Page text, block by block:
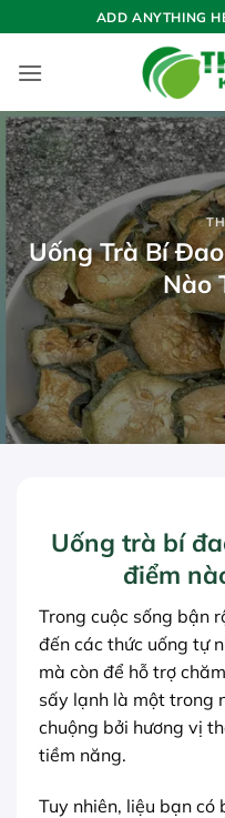
qua
nội
ADD ANYTHING
Uống Trà Bí
Nào
Uống trà bí
điểm
Trong cuộc sống bận
đến các thức uống tự
mà còn để hỗ trợ
sấy lạnh là một trong
chuộng bởi hương vị
tiềm năng.
Tuy nhiên, liệu bạn có